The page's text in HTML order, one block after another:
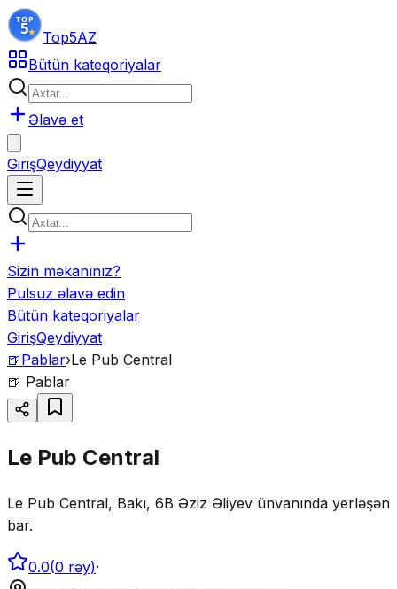
Top5AZ
Bütün kateqoriyalar
Əlavə et
GirişQeydiyyat
Sizin məkanınız?
Pulsuz əlavə edin
Bütün kateqoriyalar
GirişQeydiyyat
🍺Pablar›Le Pub Central
🍺 Pablar
Le Pub Central
Le Pub Central, Bakı, 6B Əziz Əliyev ünvanında yerləşən
bar.
0.0(0 rəy)·